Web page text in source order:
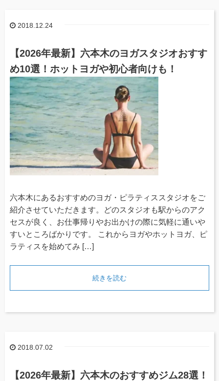
2018.12.24
【2026年最新】六本木のヨガスタジオおすす
め10選！ホットヨガや初心者向けも！
六本木にあるおすすめのヨガ・ピラティススタジオをご
紹介させていただきます。どのスタジオも駅からのアク
セスが良く、お仕事帰りやお出かけの際に気軽に通いや
すいところばかりです。 これからヨガやホットヨガ、ピ
ラティスを始めてみ […]
続きを読む
2018.07.02
【2026年最新】六本木のおすすめジム28選！